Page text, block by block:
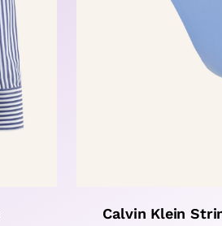
Calvin Klein